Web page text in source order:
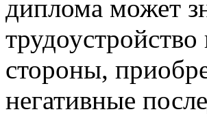
диплома может
стороны,
негативные